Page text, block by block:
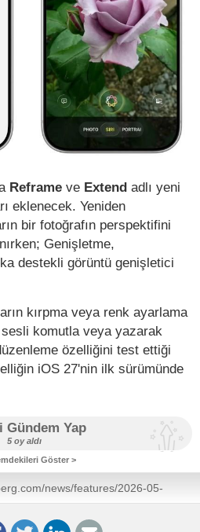
Reframe ve Extend adlı yeni
eklenecek. Yeniden
bir fotoğrafın perspektifini
Genişletme,
destekli görüntü genişletici
kırpma veya renk ayarlama
komutla veya yazarak
özelliğini test ettiği
iOS 27'nin ilk sürümünde
Gündem Yap
5 oy aldı
Göster >
news/features/2026-05-
screenshots-revamped-siri-pro-
features